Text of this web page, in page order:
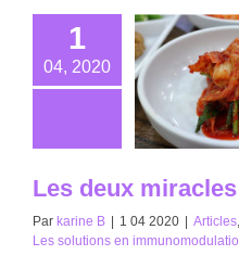
1
04, 2020
Les deux
Par karine B 1 04 2020 Articles,
Les solutions en